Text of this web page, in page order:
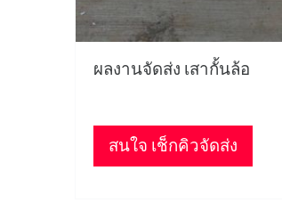
ผลงานจัดส่ง เสากั้นล้อ
สนใจ เช็กคิวจัดส่ง